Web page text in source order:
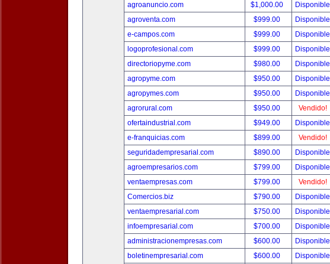
agroanuncio.com
$1,000.00
Disponible
agroventa.com
$999.00
Disponible
e-campos.com
$999.00
Disponible
logoprofesional.com
$999.00
Disponible
directoriopyme.com
$980.00
Disponible
agropyme.com
$950.00
Disponible
agropymes.com
$950.00
Disponible
agrorural.com
$950.00
Vendido!
ofertaindustrial.com
$949.00
Disponible
e-franquicias.com
$899.00
Vendido!
seguridadempresarial.com
$890.00
Disponible
agroempresarios.com
$799.00
Disponible
ventaempresas.com
$799.00
Vendido!
Comercios.biz
$790.00
Disponible
ventaempresarial.com
$750.00
Disponible
infoempresarial.com
$700.00
Disponible
administracionempresas.com
$600.00
Disponible
boletinempresarial.com
$600.00
Disponible